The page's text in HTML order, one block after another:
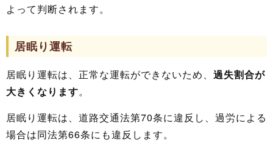
よって判断されます。
居眠り運転
居眠り運転は、正常な運転ができないため、 過失割合が
大きくなります。
居眠り運転は、道路交通法第70条に違反し、過労による
場合は同法第66条にも違反します。